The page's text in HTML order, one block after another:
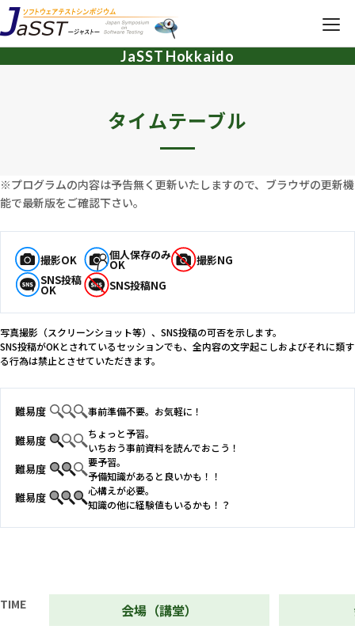
タイムテーブル
各種募集・その他
参加お申し込み
JaSST Hokkaido
タイムテーブル
※プログラムの内容は予告無く更新いたしますので、ブラウザの更新機
能で最新版をご確認下さい。
撮影OK 個人保存のみ
OK
撮影NG
SNS投稿
OK SNS投稿NG
写真撮影（スクリーンショット等）、SNS投稿の可否を示します。
SNS投稿がOKとされているセッションでも、全内容の文字起こしおよびそれに類す
る行為は禁止とさせていただきます。
難易度 事前準備不要。お気軽に！
難易度
ちょっと予習。
いちおう事前資料を読んでおこう！
難易度
要予習。
予備知識があると良いかも！！
難易度
心構えが必要。
知識の他に経験値もいるかも！？
TIME 会場（講堂）